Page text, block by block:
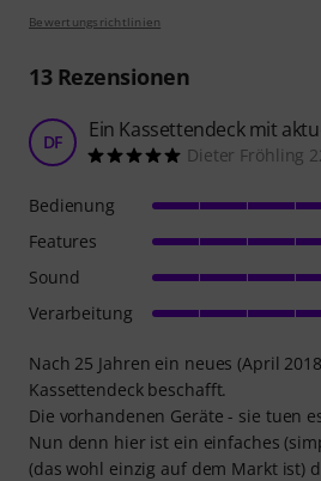
Bewertungsrichtlinien
13Rezensionen
DF Ein Kassettendeck mit
Dieter Fröhling
Nach 25 Jahren ein neues (April
Kassettendeck beschafft.
Die vorhandenen Geräte - sie tuen
Nun denn hier ist ein einfaches
(das wohl einzig auf dem Markt ist)
Bedienung
Features
Sound
Verarbeitung